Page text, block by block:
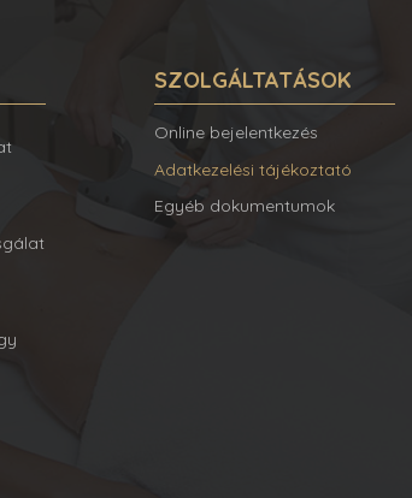
SZOLGÁLTATÁSOK
Online bejelentkezés
Adatkezelési tájékoztató
Egyéb dokumentumok